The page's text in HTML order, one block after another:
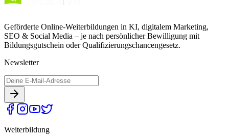
Geförderte Online-Weiterbildungen in KI, digitalem Marketing,
SEO & Social Media – je nach persönlicher Bewilligung mit
Bildungsgutschein oder Qualifizierungschancengesetz.
Newsletter
Weiterbildung